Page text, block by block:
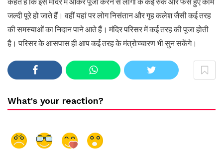
जल्दी पूरे हो जाते हैं। वहीं यहां पर लोग निसंतान और गृह कलेश जैसी कई तरह
की समस्याओं का निदान पाने आते हैं। मंदिर परिसर में कई तरह की पूजा होती
है। परिसर के आसपास ही आप कई तरह के मंत्रोच्चारण भी सुन सकेंगे।
What's your reaction?